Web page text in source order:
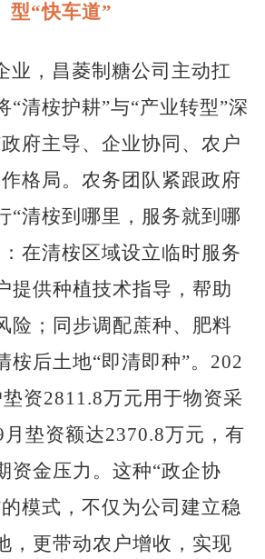
型“快车道”
业，昌菱制糖公司主动扛
“清桉护耕”与“产业转型”深
府主导、企业协同、农户
格局。农务团队紧跟政府
“清桉到哪里，服务就到哪
在清桉区域设立临时服务
提供种植技术指导，帮助
险；同步调配蔗种、肥料
桉后土地“即清即种”。202
资2811.8万元用于物资采
垫资额达2370.8万元，有
资金压力。这种“政企协
模式，不仅为公司建立稳
，更带动农户增收，实现